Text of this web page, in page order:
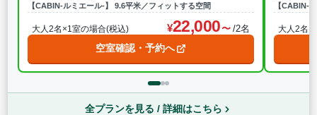
【CABIN-ルミエール-】 9.6平米／フィットする空間
大人2名×1室の場合(税込) 22,000 /2名
空室確認・予約へ
【CABIN-
大人2名
全プランを見る / 詳細はこちら